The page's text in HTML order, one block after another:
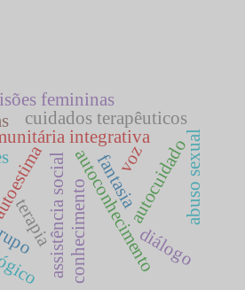
assistência social
integrativa
cuidados terapêuticos
autoconhecimento
autocuidado
terapia conhecimento
abuso sexual
femininas
fantasia
voz
diálogo